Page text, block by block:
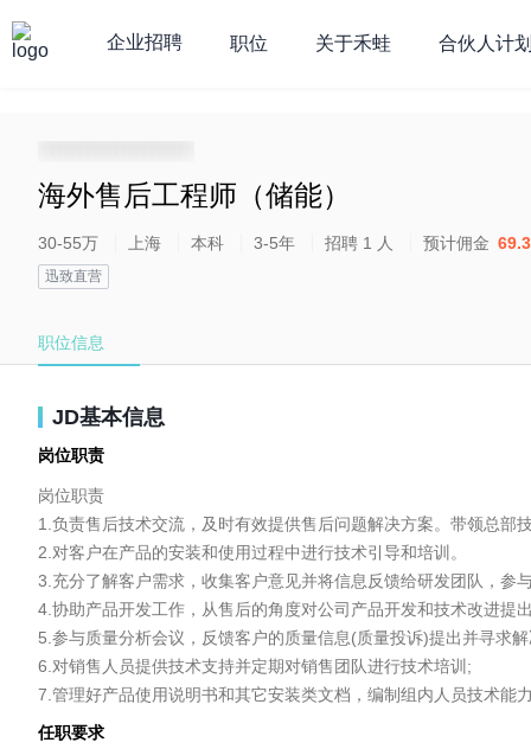
企业招聘 职位 关于禾蛙 合伙人计
海外售后工程师（储能）
30-55万 上海 本科 3-5年 招聘 1 人 预计佣金
迅致直营
职位信息
JD基本信息
岗位职责
岗位职责
1.负责售后技术交流，及时有效提供售后问题解决方案。带领总
2.对客户在产品的安装和使用过程中进行技术引导和培训。
3.充分了解客户需求，收集客户意见并将信息反馈给研发团队，参
4.协助产品开发工作，从售后的角度对公司产品开发和技术改进提
5.参与质量分析会议，反馈客户的质量信息(质量投诉)提出并寻求
6.对销售人员提供技术支持并定期对销售团队进行技术培训;
7.管理好产品使用说明书和其它安装类文档，编制组内人员技术能
任职要求